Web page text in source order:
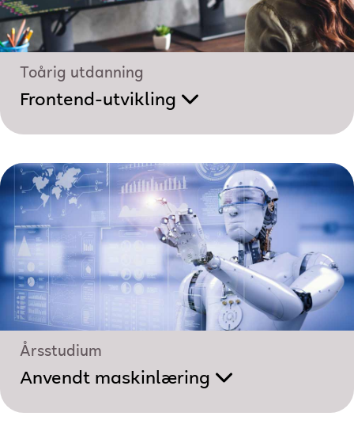
Toårig utdanning
Frontend-utvikling
Årsstudium
Anvendt maskinlæring